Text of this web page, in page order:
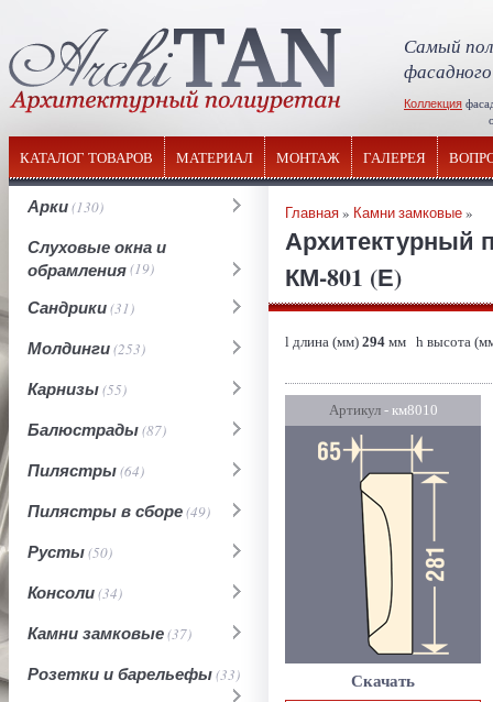
Самый
Коллекция
КАТАЛОГ ТОВАРОВ МАТЕРИАЛ МОНТАЖ ГАЛЕРЕЯ
Арки(130)
Слуховые окна и
обрамления(19)
Сандрики(31)
Молдинги(253)
Карнизы(55)
Балюстрады(87)
Пилястры(64)
Пилястры в сборе(49)
Русты(50)
Консоли(34)
Камни замковые(37)
Розетки и барельефы(33)
Главная» Камни замковые»
Архитектурный
КМ-801 (Е)
l длина (мм) 294 мм h высота
Артикул- км8010
Скачать